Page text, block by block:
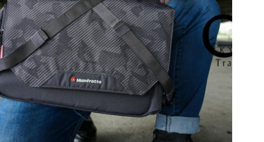
機
能
性
強，
多
夾
層
設
計
–
LOWEPRO
Trekker